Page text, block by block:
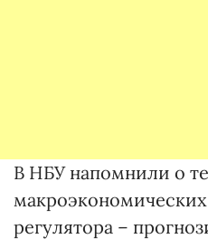
В НБУ напомнили о
макроэкономических
регулятора –